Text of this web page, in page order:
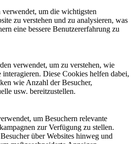
um die wichtigsten
zu verstehen und zu analysieren, was
eine bessere Benutzererfahrung zu
verwendet, um zu verstehen, wie
Diese Cookies helfen dabei,
wie Anzahl der Besucher,
usw. bereitzustellen.
um Besuchern relevante
zur Verfügung zu stellen.
über Websites hinweg und